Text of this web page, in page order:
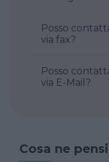
Posso
via fax?
Posso
via E-Mail?
Cosa ne pensi